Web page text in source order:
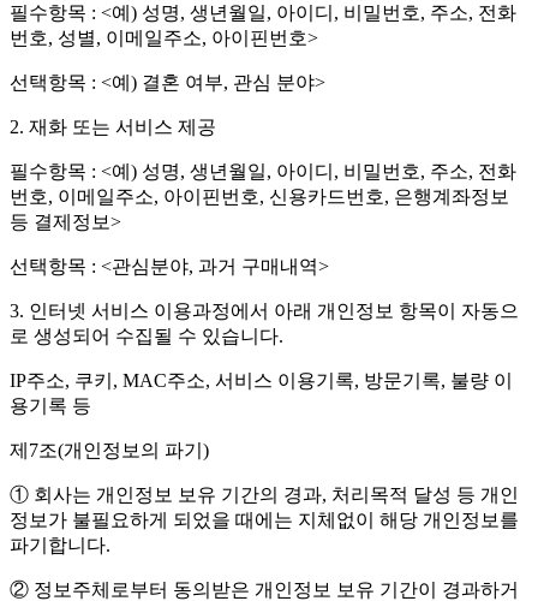
필수항목 : <예) 성명, 생년월일, 아이디, 비밀번호, 주소, 전화
번호, 성별, 이메일주소, 아이핀번호>
선택항목 : <예) 결혼 여부, 관심 분야>
2. 재화 또는 서비스 제공
필수항목 : <예) 성명, 생년월일, 아이디, 비밀번호, 주소, 전화
번호, 이메일주소, 아이핀번호, 신용카드번호, 은행계좌정보
등 결제정보>
선택항목 : <관심분야, 과거 구매내역>
3. 인터넷 서비스 이용과정에서 아래 개인정보 항목이 자동으
로 생성되어 수집될 수 있습니다.
IP주소, 쿠키, MAC주소, 서비스 이용기록, 방문기록, 불량 이
용기록 등
제7조(개인정보의 파기)
① 회사는 개인정보 보유 기간의 경과, 처리목적 달성 등 개인
정보가 불필요하게 되었을 때에는 지체없이 해당 개인정보를
파기합니다.
② 정보주체로부터 동의받은 개인정보 보유 기간이 경과하거